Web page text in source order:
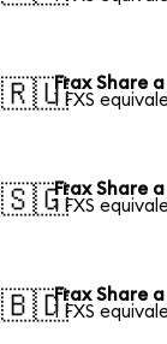
🇷🇺Frax Share
1 FXS
🇸🇬Frax Share
1 FXS
🇧🇩Frax Share
1 FXS